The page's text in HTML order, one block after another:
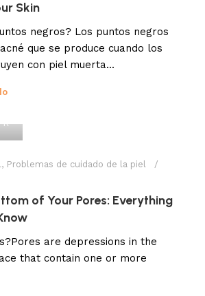
Skin
negros? Los puntos negros
que se produce cuando los
con piel muerta...
, Problemas de cuidado de la piel
of Your Pores: Everything
are depressions in the
that contain one or more